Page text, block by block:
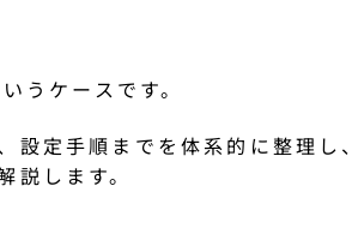
うケースです。
定手順までを体系的に整理し、
説します。